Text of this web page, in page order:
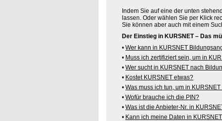
Indem Sie auf eine der unten
lassen. Oder wählen Sie per Klick
Sie können aber auch mit einem
Der Einstieg in KURSNET – Das
• Wer kann in KURSNET
• Muss ich zertifiziert sein, um in
• Wer sucht in KURSNET nach
• Kostet KURSNET etwas?
• Was muss ich tun, um in
• Wofür brauche ich die PIN?
• Was ist die Anbieter-Nr. in
• Kann ich meine Daten in